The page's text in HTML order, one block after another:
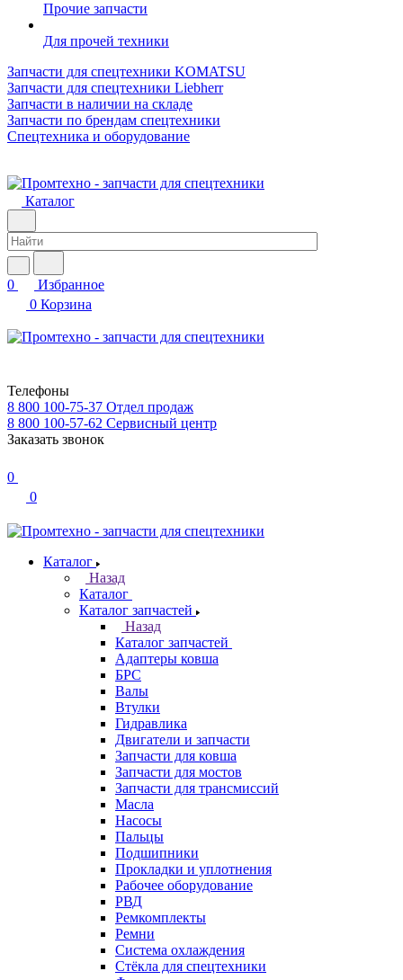
Прочие запчасти
Для прочей техники
Запчасти для спецтехники KOMATSU
Запчасти для спецтехники Liebherr
Запчасти в наличии на складе
Запчасти по брендам спецтехники
Спецтехника и оборудование
Каталог
0
Избранное
0 Корзина
Телефоны
8 800 100-75-37 Отдел продаж
8 800 100-57-62 Сервисный центр
Заказать звонок
0
0
Каталог
Назад
Каталог
Каталог запчастей
Назад
Каталог запчастей
Адаптеры ковша
БРС
Валы
Втулки
Гидравлика
Двигатели и запчасти
Запчасти для ковша
Запчасти для мостов
Запчасти для трансмиссий
Масла
Насосы
Пальцы
Подшипники
Прокладки и уплотнения
Рабочее оборудование
РВД
Ремкомплекты
Ремни
Система охлаждения
Стёкла для спецтехники